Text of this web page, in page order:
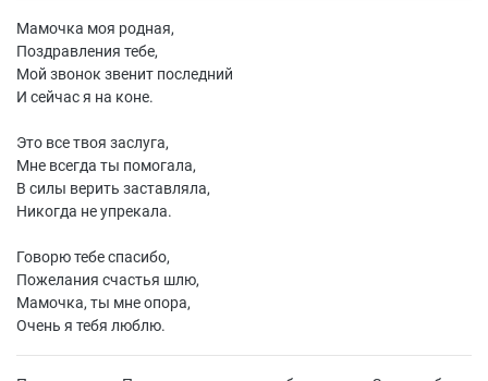
Мамочка моя родная,
Поздравления тебе,
Мой звонок звенит последний
И сейчас я на коне.
Это все твоя заслуга,
Мне всегда ты помогала,
В силы верить заставляла,
Никогда не упрекала.
Говорю тебе спасибо,
Пожелания счастья шлю,
Мамочка, ты мне опора,
Очень я тебя люблю.